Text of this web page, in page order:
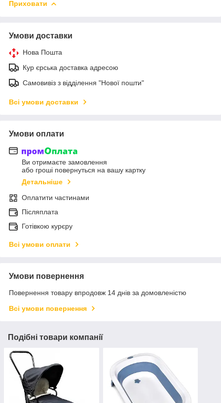
Приховати
Умови доставки
Нова Пошта
Кур єрська доставка адресою
Самовивіз з відділення "Нової пошти"
Всі умови доставки
Умови оплати
Ви отримаєте замовлення
або гроші повернуться на вашу картку
Детальніше
Оплатити частинами
Післяплата
Готівкою курєру
Всі умови оплати
Умови повернення
Повернення товару впродовж 14 днів за домовленістю
Всі умови повернення
Подібні товари компанії